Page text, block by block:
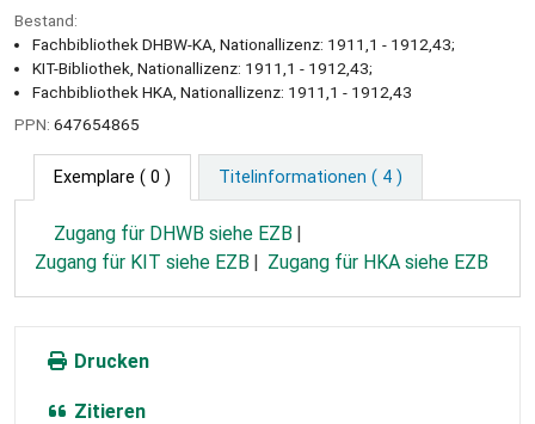
Bestand:
Fachbibliothek DHBW-KA, Nationallizenz: 1911,1 - 1912,43;
KIT-Bibliothek, Nationallizenz: 1911,1 - 1912,43;
Fachbibliothek HKA, Nationallizenz: 1911,1 - 1912,43
PPN: 647654865
Exemplare ( 0 ) Titelinformationen ( 4 )
Zugang für DHWB siehe EZB
Zugang für KIT siehe EZB
Zugang für HKA siehe EZB
Drucken
Zitieren